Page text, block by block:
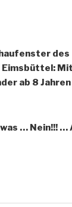
des
ab 8 Jahren
… Nein!!! …